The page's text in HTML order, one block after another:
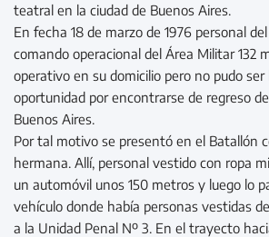
teatral en la ciudad de Buenos Aires.
En fecha 18 de marzo de 1976 personal
comando operacional del Área Militar 132
operativo en su domicilio pero no pudo ser
oportunidad por encontrarse de regreso
Buenos Aires.
Por tal motivo se presentó en el Batallón
hermana. Allí, personal vestido con ropa
un automóvil unos 150 metros y luego lo
vehículo donde había personas vestidas
a la Unidad Penal Nº 3. En el trayecto